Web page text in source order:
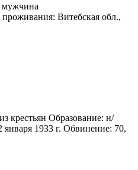
мужчина
Витебская обл.,
крестьян Образование: н/
1933 г. Обвинение: 70,